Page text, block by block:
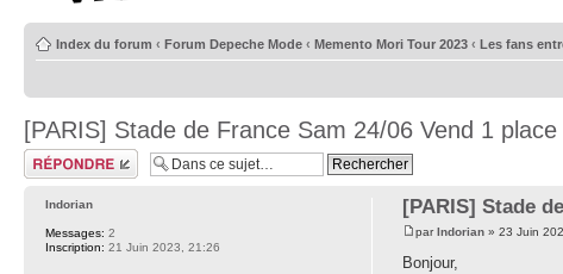
Index du forum ‹ Forum Depeche Mode ‹ Memento Mori Tour 2023 ‹ Les fans
[PARIS] Stade de France Sam 24/06 Vend 1 place
Répondre
[PARIS] Stade
parIndorian » 23 Juin
Bonjour,
Indorian
Messages: 2
Inscription: 21 Juin 2023, 21:26